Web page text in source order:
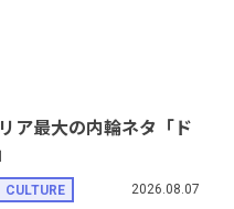
ア最大の内輪ネタ「ド
CULTURE 2026.08.07